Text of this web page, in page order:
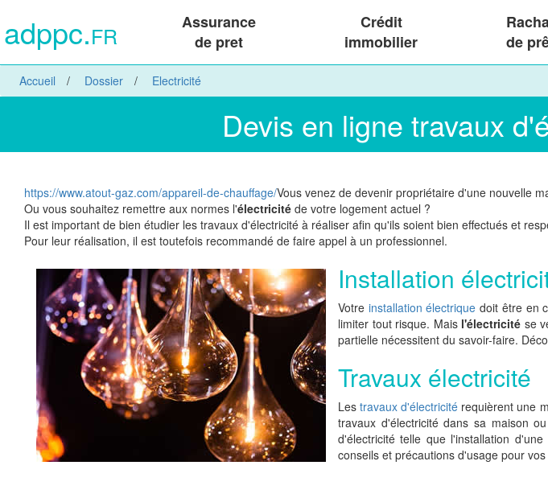
adppc.FR
Assurance
de pret
Crédit
immobilier
de
Accueil Dossier Electricité
Devis en ligne travaux
https://www.atout-gaz.com/appareil-de-chauffage/Vous venez de devenir propriétaire d'une nouvelle
Ou vous souhaitez remettre aux normes l'électricité de votre logement actuel ?
Il est important de bien étudier les travaux d'électricité à réaliser afin qu'ils soient bien effectués et
Pour leur réalisation, il est toutefois recommandé de faire appel à un professionnel.
Installation
Votre installation électrique doit être en
limiter tout risque. Mais l'électricité se
partielle nécessitent du savoir-faire.
Travaux électricité
Lestravaux d'électricité requièrent une
travaux d'électricité dans sa maison
d'électricité telle que l'installation
conseils et précautions d'usage pour